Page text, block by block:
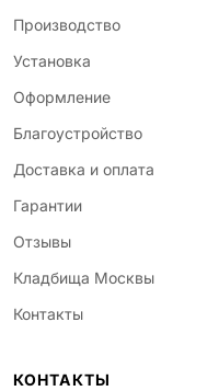
Производство
Установка
Оформление
Благоустройство
Доставка и оплата
Гарантии
Отзывы
Кладбища Москвы
Контакты
КОНТАКТЫ